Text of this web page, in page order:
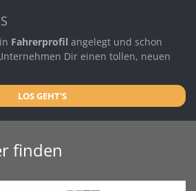
Fahrerprofil angelegt und schon
Dir einen tollen, neuen
LOS GEHT'S
finden